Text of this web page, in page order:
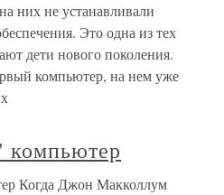
них не устанавливали
Это одна из тех
дети нового поколения.
компьютер, на нем уже
компьютер
Когда Джон Макколлум